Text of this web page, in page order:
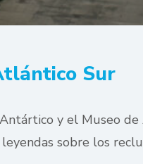
Sur
y el Museo
sobre los